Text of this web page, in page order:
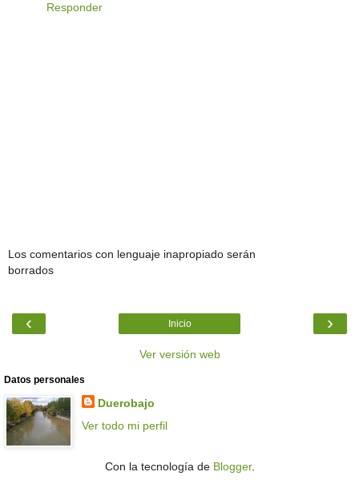
Responder
Los comentarios con lenguaje inapropiado serán
borrados
‹ ›
Inicio
Ver versión web
Datos personales
Duerobajo
Ver todo mi perfil
Con la tecnología de Blogger.